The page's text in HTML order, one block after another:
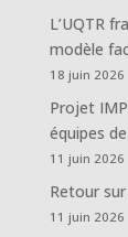
L’UQTR
modèle
18 juin 2026
Projet
équipes
11 juin 2026
Retour
11 juin 2026